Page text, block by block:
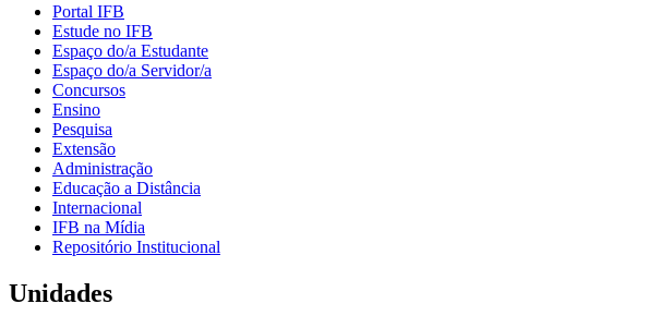
Portal IFB
Estude no IFB
Espaço do/a Estudante
Espaço do/a Servidor/a
Concursos
Ensino
Pesquisa
Extensão
Administração
Educação a Distância
Internacional
IFB na Mídia
Repositório Institucional
Unidades